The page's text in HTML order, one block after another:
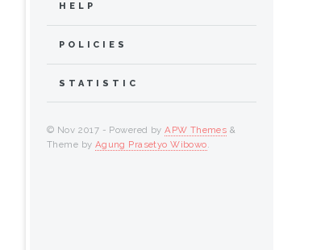
HELP
POLICIES
STATISTIC
© Nov 2017 - Powered byAPW Themes &
Theme by Agung Prasetyo Wibowo.